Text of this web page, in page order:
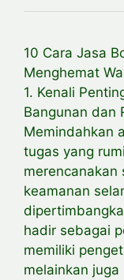
10 Cara Jasa
Menghemat
1. Kenali
Bangunan dan
Memindahkan
tugas yang
merencanakan
keamanan
hadir sebagai
memiliki
melainkan